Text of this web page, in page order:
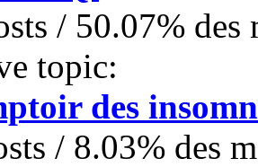
/ 50.07% des
topic:
des
/ 8.03% des